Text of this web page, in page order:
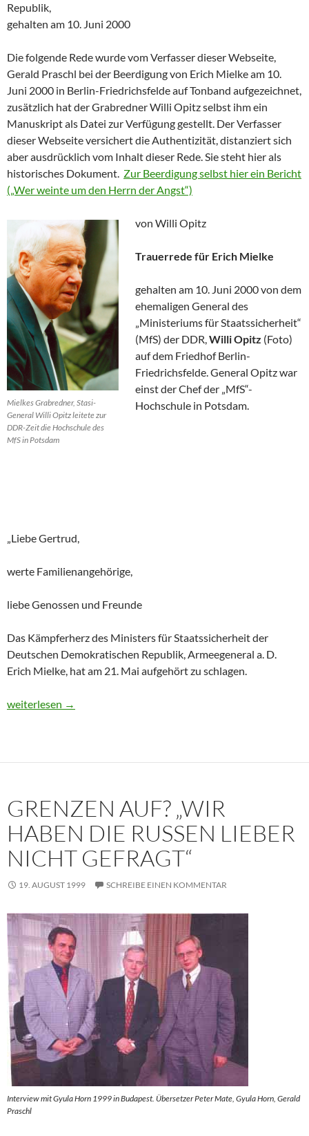
Republik,
gehalten am 10. Juni 2000
Die folgende Rede wurde vom Verfasser dieser Webseite,
Gerald Praschl bei der Beerdigung von Erich Mielke am 10.
Juni 2000 in Berlin-Friedrichsfelde auf Tonband aufgezeichnet,
zusätzlich hat der Grabredner Willi Opitz selbst ihm ein
Manuskript als Datei zur Verfügung gestellt. Der Verfasser
dieser Webseite versichert die Authentizität, distanziert sich
aber ausdrücklich vom Inhalt dieser Rede. Sie steht hier als
historisches Dokument. Zur Beerdigung selbst hier ein Bericht
(„Wer weinte um den Herrn der Angst“)
Mielkes Grabredner, Stasi-
General Willi Opitz leitete zur
DDR-Zeit die Hochschule des
MfS in Potsdam
von Willi Opitz
Trauerrede für Erich Mielke
gehalten am 10. Juni 2000 von dem
ehemaligen General des
„Ministeriums für Staatssicherheit“
(MfS) der DDR,Willi Opitz (Foto)
auf dem Friedhof Berlin-
Friedrichsfelde. General Opitz war
einst der Chef der „MfS“-
Hochschule in Potsdam.
„Liebe Gertrud,
werte Familienangehörige,
liebe Genossen und Freunde
Das Kämpferherz des Ministers für Staatssicherheit der
Deutschen Demokratischen Republik, Armeegeneral a. D.
Erich Mielke, hat am 21. Mai aufgehört zu schlagen.
Historisches Dokument: Die Trauerrede für Erich Mielke (1907-
weiterlesen →
GRENZEN AUF? „WIR
HABEN DIE RUSSEN LIEBER
NICHT GEFRAGT“
19. AUGUST 1999 SCHREIBE EINEN KOMMENTAR
Interview mit Gyula Horn 1999 in Budapest. Übersetzer Peter Mate, Gyula Horn, Gerald
Praschl